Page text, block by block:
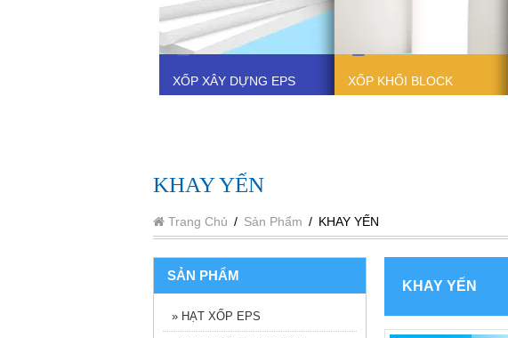
XỐP XÂY DỰNG EPS XỐP KHỐI BLOCK
KHAY YẾN
Trang Chủ / Sản Phẩm / KHAY YẾN
SẢN PHẨM
» HẠT XỐP EPS
KHAY YẾN